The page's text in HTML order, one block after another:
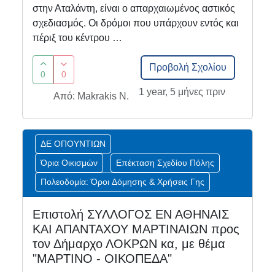
στην Αταλάντη, είναι ο απαρχαιωμένος αστικός
σχεδιασμός. Οι δρόμοι που υπάρχουν εντός και
πέριξ του κέντρου …
0 0
Προβολή Σχολίου
1 year, 5 μήνες πριν
Από: Makrakis N.
ΔΕ ΟΠΟΥΝΤΙΩΝ
Όρια Οικισμών
Επέκταση Σχεδίου Πόλης
Πολεοδομία: Όροι Δόμησης & Χρήσεις Γης
Επιστολή ΣΥΛΛΟΓΟΣ ΕΝ ΑΘΗΝΑΙΣ
ΚΑΙ ΑΠΑΝΤΑΧΟΥ ΜΑΡΤΙΝΑΙΩΝ προς
τον Δήμαρχο ΛΟΚΡΩΝ κα, με θέμα
"ΜΑΡΤΙΝΟ - ΟΙΚΟΠΕΔΑ"